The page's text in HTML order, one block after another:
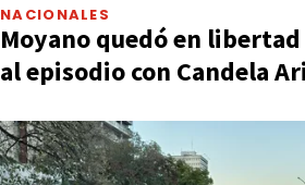
NACIONALES
Moyano quedó en
al episodio con Candela